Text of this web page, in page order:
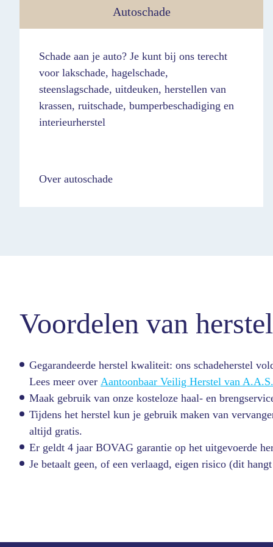
Autoschade
Schade aan je auto? Je kunt bij ons terecht
voor lakschade, hagelschade,
steenslagschade, uitdeuken, herstellen van
krassen, ruitschade, bumperbeschadiging en
interieurherstel
Over autoschade
Voordelen van
Gegarandeerde herstel kwaliteit: ons schadeherstel
Lees meer over Aantoonbaar Veilig Herstel van A.A.S.
Maak gebruik van onze kosteloze haal- en
Tijdens het herstel kun je gebruik maken van
altijd gratis.
Er geldt 4 jaar BOVAG garantie op het uitgevoerde
Je betaalt geen, of een verlaagd, eigen risico (dit